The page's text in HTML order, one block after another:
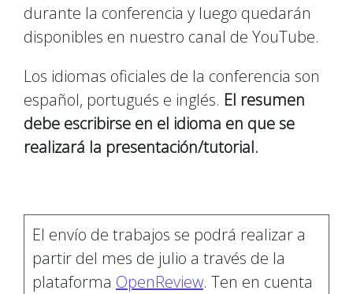
durante la conferencia y luego quedarán
disponibles en nuestro canal de YouTube.
Los idiomas oficiales de la conferencia son
español, portugués e inglés. El resumen
debe escribirse en el idioma en que se
realizará la presentación/tutorial.
El envío de trabajos se podrá realizar a
partir del mes de julio a través de la
plataforma OpenReview. Ten en cuenta